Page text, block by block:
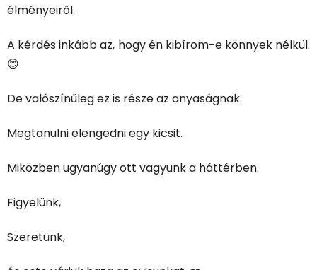
élményeiről.
A kérdés inkább az, hogy én kibírom-e könnyek nélkül.
😊
De valószínűleg ez is része az anyaságnak.
Megtanulni elengedni egy kicsit.
Miközben ugyanúgy ott vagyunk a háttérben.
Figyelünk,
Szeretünk,